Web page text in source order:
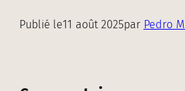
Publié le11 août 2025par Pedro